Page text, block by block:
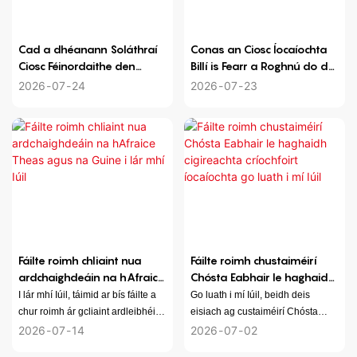
taithí idirbhirt níos réidhe a
sholáthar, rud a fhágann go bhfuil
do cheannacháin laethúla níos
Cad a dhéanann Soláthraí
Ciosc Féinordaithe den
Scoth?
2026 07 24
Conas an Ciosc Íocaíochta
Billí is Fearr a Roghnú do do
Ghnó?
2026 07 23
Fáilte roimh chliaint nua
ardchaighdeáin na hAfraice
Theas agus na Guine i lár
mhí Iúil
I lár mhí Iúil, táimid ar bís fáilte a
chur roimh ár gcliaint ardleibhéil
ón Afraic Theas agus ón nGuine!
2026 07 14
Fáilte roimh chustaiméirí
Chósta Eabhair le haghaidh
cigireachta críochfoirt
íocaíochta go luath i mí Iúil
Go luath i mí Iúil, beidh deis
eisiach ag custaiméirí Chósta
Eabhair páirt a ghlacadh in
2026 07 02